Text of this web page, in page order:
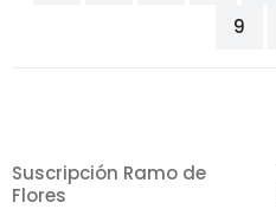
9
Suscripción Ramo de
Flores